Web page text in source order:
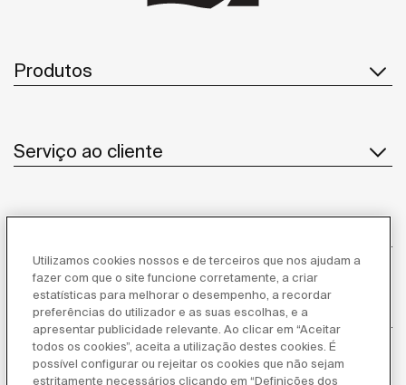
Produtos
Serviço ao cliente
Inspiração
Siga-nos
Utilizamos cookies nossos e de terceiros que nos ajudam a
fazer com que o site funcione corretamente, a criar
estatísticas para melhorar o desempenho, a recordar
preferências do utilizador e as suas escolhas, e a
apresentar publicidade relevante. Ao clicar em “Aceitar
todos os cookies”, aceita a utilização destes cookies. É
possível configurar ou rejeitar os cookies que não sejam
estritamente necessários clicando em “Definições dos